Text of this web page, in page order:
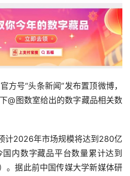
方号“头条新闻”发布置顶微博，
@图数室给出的数字藏品相关数
计2026年市场规模将达到280亿
内数字藏品平台数量累计达到
。据此前中国传媒大学新媒体研